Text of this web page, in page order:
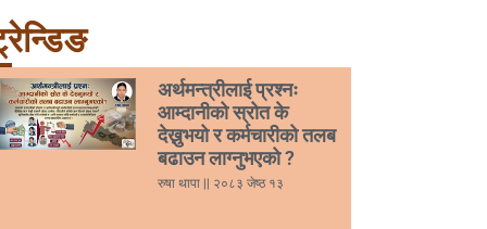
अर्थमन्त्रीलाई प्रश्नः
आम्दानीको स्रोत के
देख्नुभयो र कर्मचारीको तलब
बढाउन लाग्नुभएको ?
रुषा थापा २०८३ जेष्ठ १३